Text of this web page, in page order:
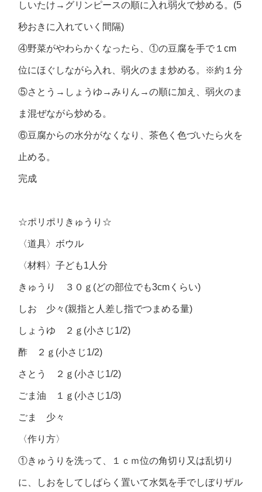
しいたけ→グリンピースの順に入れ弱火で炒める。(5
秒おきに入れていく間隔)
④野菜がやわらかくなったら、①の豆腐を手で１cm
位にほぐしながら入れ、弱火のまま炒める。※約１分
⑤さとう→しょうゆ→みりん→の順に加え、弱火のま
ま混ぜながら炒める。
⑥豆腐からの水分がなくなり、茶色く色づいたら火を
止める。
完成
☆ポリポリきゅうり☆
〈道具〉ボウル
〈材料〉子ども1人分
きゅうり ３０ｇ(どの部位でも3cmくらい)
しお 少々(親指と人差し指でつまめる量)
しょうゆ ２ｇ(小さじ1/2)
酢 ２ｇ(小さじ1/2)
さとう ２ｇ(小さじ1/2)
ごま油 １ｇ(小さじ1/3)
ごま 少々
〈作り方〉
①きゅうりを洗って、１ｃｍ位の角切り又は乱切り
に、しおをしてしばらく置いて水気を手でしぼりザル